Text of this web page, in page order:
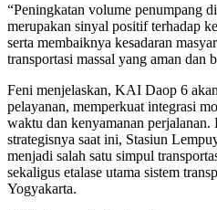
“Peningkatan volume penumpang
merupakan sinyal positif terhadap
serta membaiknya kesadaran
transportasi massal yang aman dan
Feni menjelaskan, KAI Daop 6
pelayanan, memperkuat integrasi
waktu dan kenyamanan perjalanan.
strategisnya saat ini, Stasiun
menjadi salah satu simpul
sekaligus etalase utama sistem
Yogyakarta.